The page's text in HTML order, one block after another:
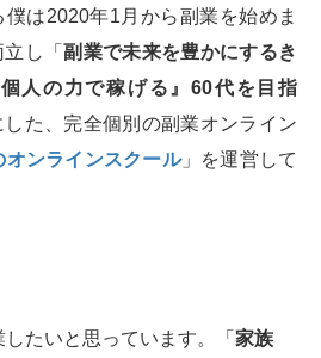
は2020年1月から副業を始めま
立し「副業で未来を豊かにするき
個人の力で稼げる』60代を目指
した、完全個別の副業オンライン
オンラインスクール」を運営して
したいと思っています。「 家族